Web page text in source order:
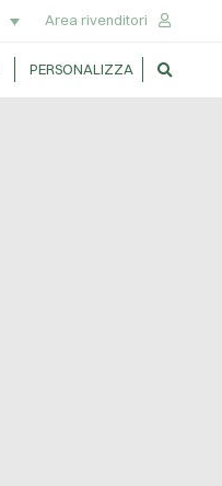
Area rivenditori
PERSONALIZZA